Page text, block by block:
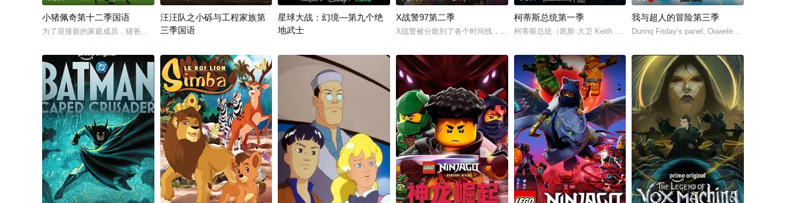
小猪佩奇第十二季国语
为了迎接新的家庭成员，猪爸爸和猪妈妈不得不准备搬家。在兔小姐的带领下，佩奇一家看了很多
汪汪队之小砾与工程家族第
三季国语
星球大战：幻境—第九个绝
地武士
X战警97第二季
X战警被分散到了各个时间线，从过去，到未来，而他们将在最脆弱的时间点遭遇袭击——如今，
柯蒂斯总统第一季
柯蒂斯总统（凯斯·大卫 Keith David 配音）及其古怪的幕僚团队将共同应对那些
我与超人的冒险第三季
During Friday’s panel, Ouweleen also reveal